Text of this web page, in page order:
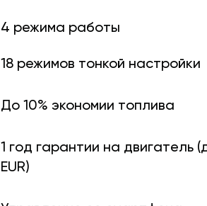
4 режима работы
18 режимов тонкой настройки
До 10% экономии топлива
1 год гарантии на двигатель
EUR)